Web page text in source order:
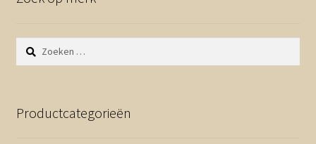
Zoeken
naar:
Productcategorieën